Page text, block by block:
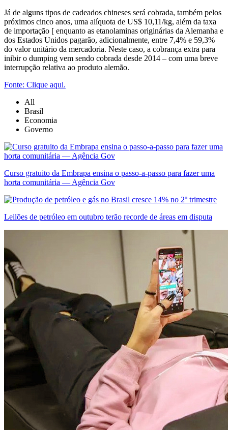
Já de alguns tipos de cadeados chineses será cobrada, também pelos
próximos cinco anos, uma alíquota de US$ 10,11/kg, além da taxa
de importação [ enquanto as etanolaminas originárias da Alemanha e
dos Estados Unidos pagarão, adicionalmente, entre 7,4% e 59,3%
do valor unitário da mercadoria. Neste caso, a cobrança extra para
inibir o dumping vem sendo cobrada desde 2014 – com uma breve
interrupção relativa ao produto alemão.
Fonte: Clique aqui.
All
Brasil
Economia
Governo
Curso gratuito da Embrapa ensina o passo-a-passo para fazer uma
horta comunitária — Agência Gov
Leilões de petróleo em outubro terão recorde de áreas em disputa